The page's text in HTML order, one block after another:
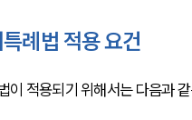
례법 적용 요건
이 적용되기 위해서는 다음과